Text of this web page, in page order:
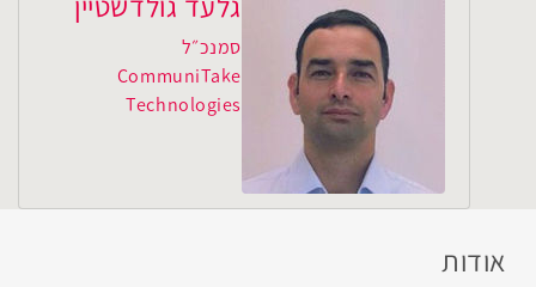
סמנכ״ל
CommuniTake
Technologies
אודות